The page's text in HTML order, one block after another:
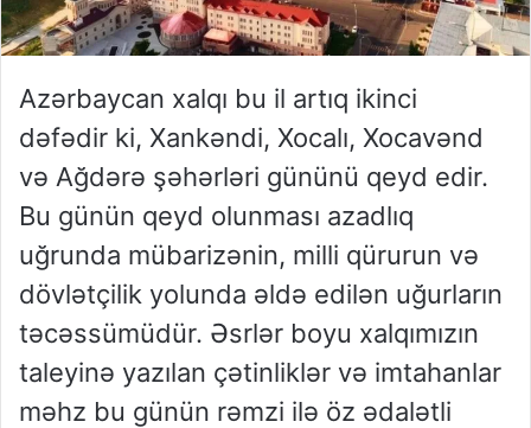
Azərbaycan xalqı bu il artıq ikinci
dəfədir ki, Xankəndi, Xocalı, Xocavənd
və Ağdərə şəhərləri gününü qeyd edir.
Bu günün qeyd olunması azadlıq
uğrunda mübarizənin, milli qürurun və
dövlətçilik yolunda əldə edilən uğurların
təcəssümüdür. Əsrlər boyu xalqımızın
taleyinə yazılan çətinliklər və imtahanlar
məhz bu günün rəmzi ilə öz ədalətli